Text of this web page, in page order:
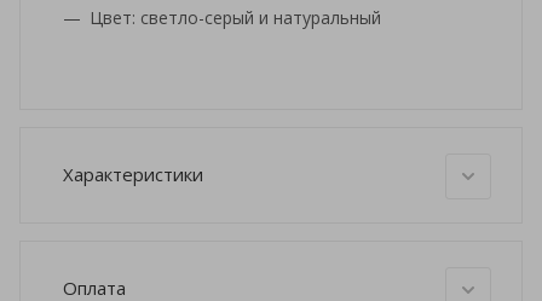
Цвет: светло-серый и натуральный
Характеристики
Оплата